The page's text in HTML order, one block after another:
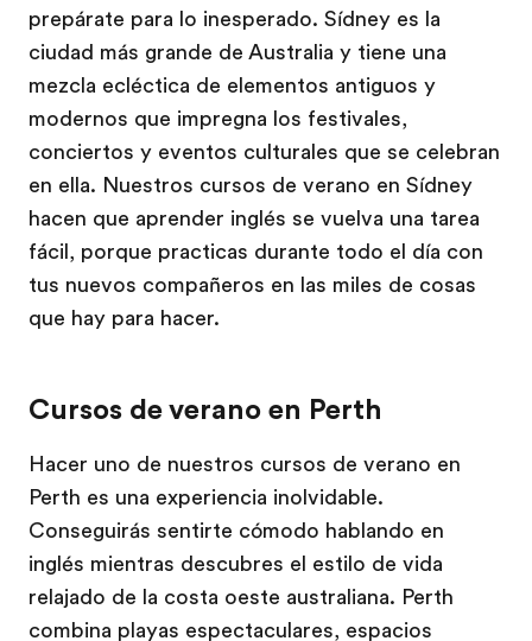
prepárate para lo inesperado. Sídney es la
ciudad más grande de Australia y tiene una
mezcla ecléctica de elementos antiguos y
modernos que impregna los festivales,
conciertos y eventos culturales que se celebran
en ella. Nuestros cursos de verano en Sídney
hacen que aprender inglés se vuelva una tarea
fácil, porque practicas durante todo el día con
tus nuevos compañeros en las miles de cosas
que hay para hacer.
Cursos de verano en Perth
Hacer uno de nuestros cursos de verano en
Perth es una experiencia inolvidable.
Conseguirás sentirte cómodo hablando en
inglés mientras descubres el estilo de vida
relajado de la costa oeste australiana. Perth
combina playas espectaculares, espacios